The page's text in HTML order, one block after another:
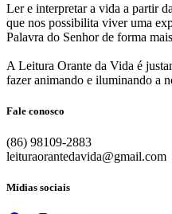
Ler e interpretar a vida a partir
que nos possibilita viver uma
Palavra do Senhor de forma
A Leitura Orante da Vida é
fazer animando e iluminando a
Fale conosco
(86) 98109-2883
leituraorantedavida@gmail.com
Mídias sociais